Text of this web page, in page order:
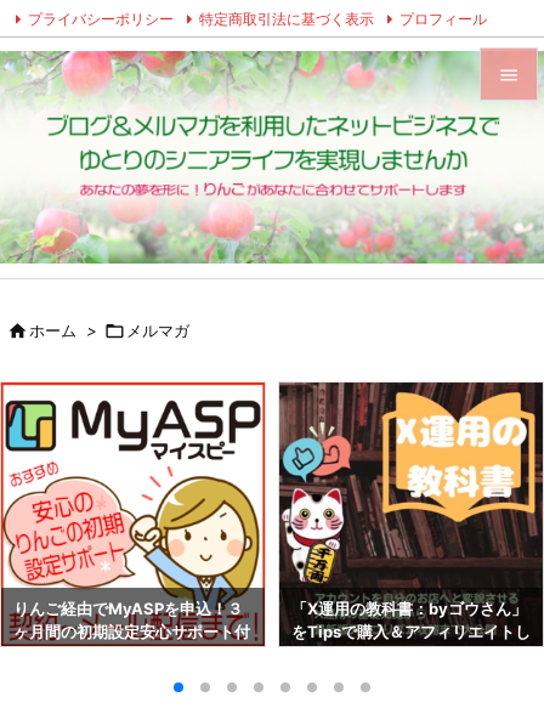


サイド

前へ

検索
プライバシーポリシー 特定商取引法に基づく表示 プロフィール
Twitter Facebook Instagram
ホーム >  メルマガ
りんご経由でMyASPを申込！３
ヶ月間の初期設定安心サポート付
「X運用の教科書：byゴウさん」
をTipsで購入＆アフィリエイトし